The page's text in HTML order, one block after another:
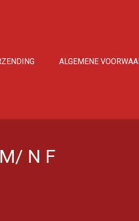
ALGEMENE
N F